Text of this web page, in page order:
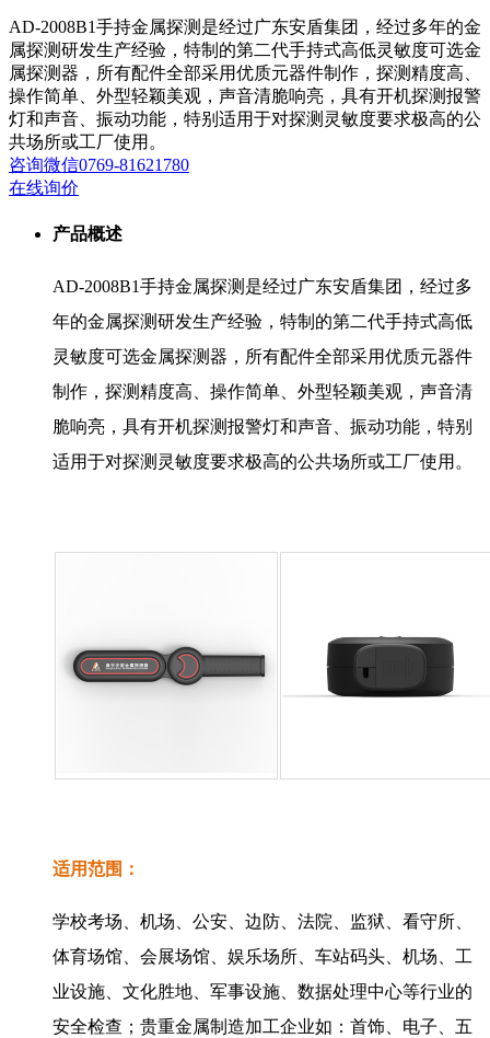
AD-2008B1手持金属探测是经过广东安盾集团，经过多年的金
属探测研发生产经验，特制的第二代手持式高低灵敏度可选金
属探测器，所有配件全部采用优质元器件制作，探测精度高、
操作简单、外型轻颖美观，声音清脆响亮，具有开机探测报警
灯和声音、振动功能，特别适用于对探测灵敏度要求极高的公
共场所或工厂使用。
咨询微信0769-81621780
在线询价
产品概述
AD-2008B1手持金属探测是经过广东安盾集团，经过多
年的金属探测研发生产经验，特制的第二代手持式高低
灵敏度可选金属探测器，所有配件全部采用优质元器件
制作，探测精度高、操作简单、外型轻颖美观，声音清
脆响亮，具有开机探测报警灯和声音、振动功能，特别
适用于对探测灵敏度要求极高的公共场所或工厂使用。
适用范围：
学校考场、机场、公安、边防、法院、监狱、看守所、
体育场馆、会展场馆、娱乐场所、车站码头、机场、工
业设施、文化胜地、军事设施、数据处理中心等行业的
安全检查；贵重金属制造加工企业如：首饰、电子、五